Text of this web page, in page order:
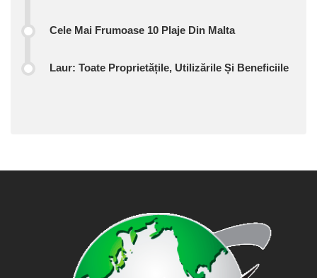
Cele Mai Frumoase 10 Plaje Din Malta
Laur: Toate Proprietățile, Utilizările Și Beneficiile